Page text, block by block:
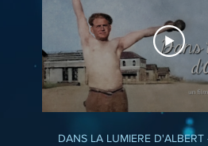
DANS LA LUMIERE D'ALBERT